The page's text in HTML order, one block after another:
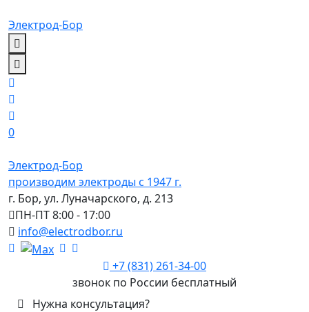
Электрод-Бор
0
Электрод-Бор
производим электроды с 1947 г.
г. Бор, ул. Луначарского, д. 213
ПН-ПТ 8:00 - 17:00
info@electrodbor.ru
+7 (831) 261-34-00
звонок по России бесплатный
Нужна консультация?